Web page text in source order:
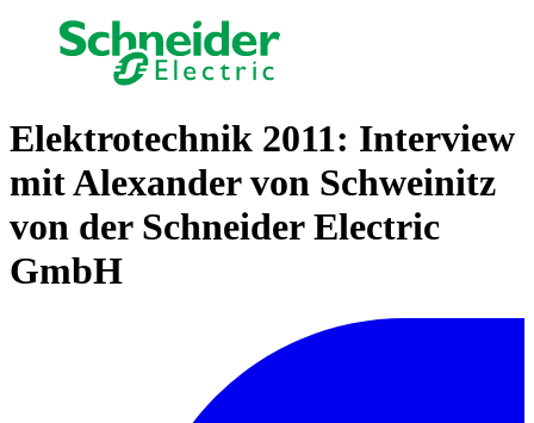
Elektrotechnik 2011: Interview
mit Alexander von Schweinitz
von der Schneider Electric
GmbH